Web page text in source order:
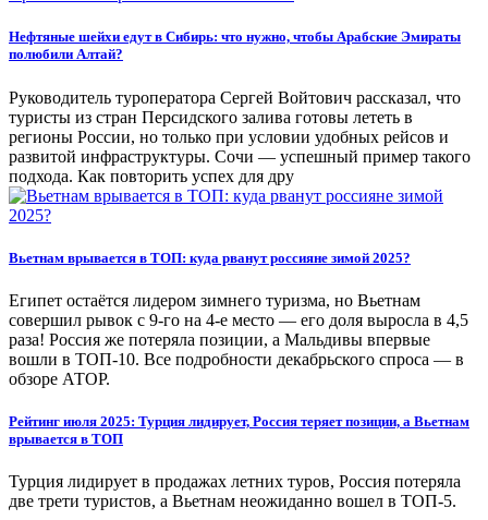
Нефтяные шейхи едут в Сибирь: что нужно, чтобы Арабские Эмираты
полюбили Алтай?
Руководитель туроператора Сергей Войтович рассказал, что
туристы из стран Персидского залива готовы лететь в
регионы России, но только при условии удобных рейсов и
развитой инфраструктуры. Сочи — успешный пример такого
подхода. Как повторить успех для дру
Вьетнам врывается в ТОП: куда рванут россияне зимой 2025?
Египет остаётся лидером зимнего туризма, но Вьетнам
совершил рывок с 9-го на 4-е место — его доля выросла в 4,5
раза! Россия же потеряла позиции, а Мальдивы впервые
вошли в ТОП-10. Все подробности декабрьского спроса — в
обзоре АТОР.
Рейтинг июля 2025: Турция лидирует, Россия теряет позиции, а Вьетнам
врывается в ТОП
Турция лидирует в продажах летних туров, Россия потеряла
две трети туристов, а Вьетнам неожиданно вошел в ТОП-5.